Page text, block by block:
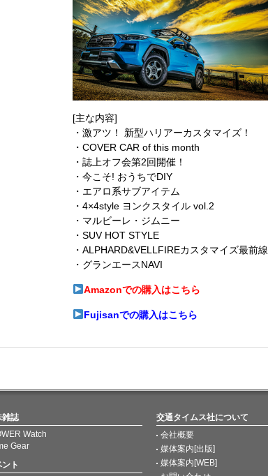
[主な内容]
・激アツ！ 新型ハリアーカスタマイズ！
・COVER CAR of this month
・誌上オフ会第2回開催！
・今こそ! おうちでDIY
・エアロ系サブアイテム
・4×4style ヨンクスタイル vol.2
・マルビーレ・ジムニー
・SUV HOT STYLE
・ALPHARD&VELLFIREカスタマイズ最前線
・グランエースNAVI
Amazonでの購入はこちら
Fujisanでの購入はこちら
雑誌
Watch
Gear
ト
交通タイムス社について
会社概要
媒体案内[出版]
媒体案内[WEB]